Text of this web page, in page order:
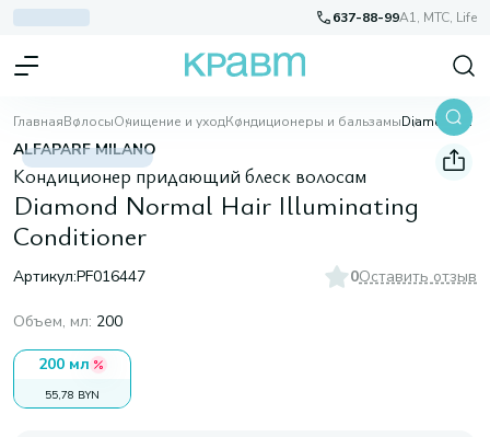
637-88-99A1, МТС, Life
ГлавнаяВолосыОчищение и уходКондиционеры и бальзамы Diamond Normal Hair Illuminating Conditioner
ALFAPARF MILANO
Кондиционер придающий блеск волосам
Diamond Normal Hair Illuminating
Conditioner
Артикул:PF016447 0Оставить отзыв
Объем, мл: 200
200 мл
55,78 BYN